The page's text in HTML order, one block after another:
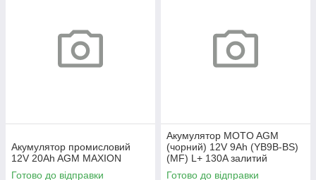
Акумулятор промисловий
12V 20Ah AGM MAXION
Готово до відправки
Акумулятор MOTO AGM
(чорний) 12V 9Ah (YB9B-ВS)
(MF) L+ 130A залитий
Готово до відправки